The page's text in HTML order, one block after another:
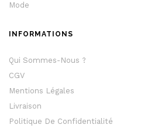
Mode
INFORMATIONS
Qui Sommes-Nous ?
CGV
Mentions Légales
Livraison
Politique De Confidentialité